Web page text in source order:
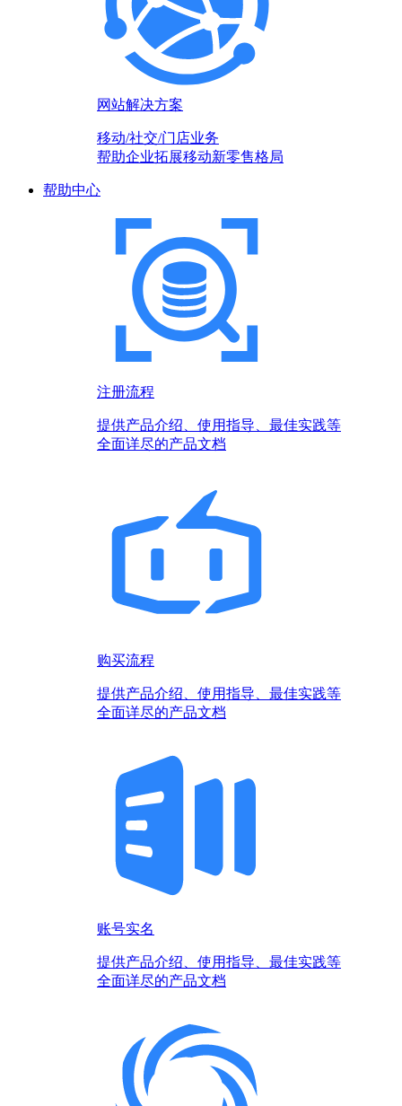
网站解决方案
移动/社交/门店业务
帮助企业拓展移动新零售格局
帮助中心
注册流程
提供产品介绍、使用指导、最佳实践等
全面详尽的产品文档
购买流程
提供产品介绍、使用指导、最佳实践等
全面详尽的产品文档
账号实名
提供产品介绍、使用指导、最佳实践等
全面详尽的产品文档